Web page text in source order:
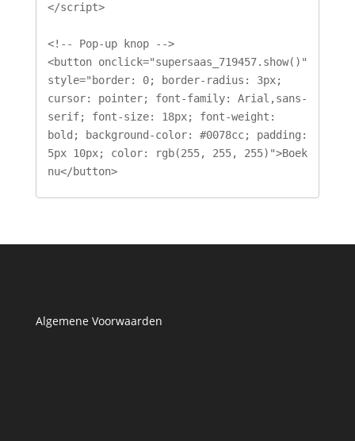
</script>
<!-- Pop-up knop -->
<button onclick="supersaas_719457.show()"
style="border: 0; border-radius: 3px;
cursor: pointer; font-family: Arial,sans-
serif; font-size: 18px; font-weight:
bold; background-color: #0078cc; padding:
5px 10px; color: rgb(255, 255, 255)">Boek
nu</button>
Algemene Voorwaarden